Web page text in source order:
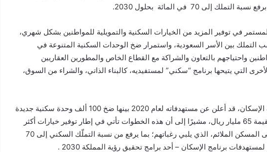
في توفير المزيد من الخيارات السكنية والتمويلية للمواطنين بشكل شهري،
التملك بين الأسر السعودية، واستمرار ضخ الوحدات السكنية المتنوعة في
واحتياجهم بالتعاون والشراكة مع القطاع الخاص والمطورين العقاريين
التي يتيحها برنامج “سكني” لمستفيديه، كالبناء الذاتي، والشراء من السوق،
يُذكر أن برنامج سكني التابع لوزارة الإسكان، قد أعلن عن مستهدفاته لعام 2020 بينها ضخ 100 ألف وحدة سكنية جديدة
بالشراكة مع المطورين العقاريين بقيمة 65 مليار ريال، مشيرًا إلى أن هذه الخطوات تأتي في إطار توفير خيارات أكثر
للمواطنين تمكّنهم من الحصول على المسكن الملائم، الذي يلبي رغباتهم؛ بما يرفع من نسبة التملّك السكني إلى 70